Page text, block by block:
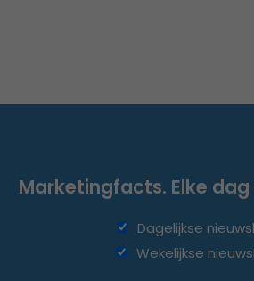
Marketingfacts. Elke dag
Dagelijkse
Wekelijkse